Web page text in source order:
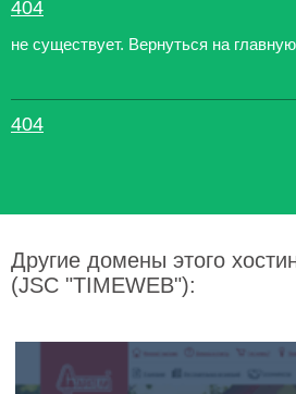
404
не существует. Вернуться на
404
Другие домены этого
(JSC "TIMEWEB"):